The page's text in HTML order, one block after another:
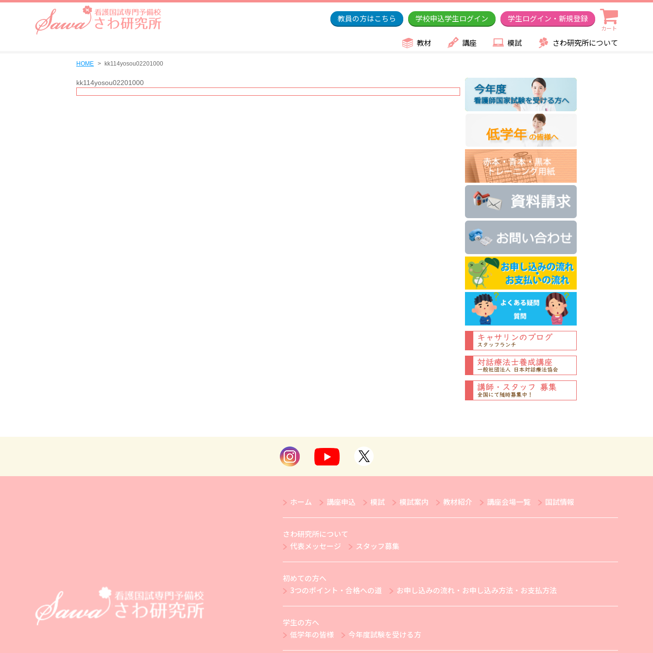
教員の方はこちら 学校申込学生ログイン 学生ログイン・新規登録
カート
教材 講座 模試 さわ研究所について
HOME kk114yosou02201000
kk114yosou02201000
ホーム 講座申込 模試 模試案内 教材紹介 講座会場一覧 国試情報
さわ研究所について
代表メッセージ
スタッフ募集
初めての方へ
3つのポイント・合格への道
お申し込みの流れ・お申し込み方法・お支払方法
学生の方へ
低学年の皆様
今年度試験を受ける方